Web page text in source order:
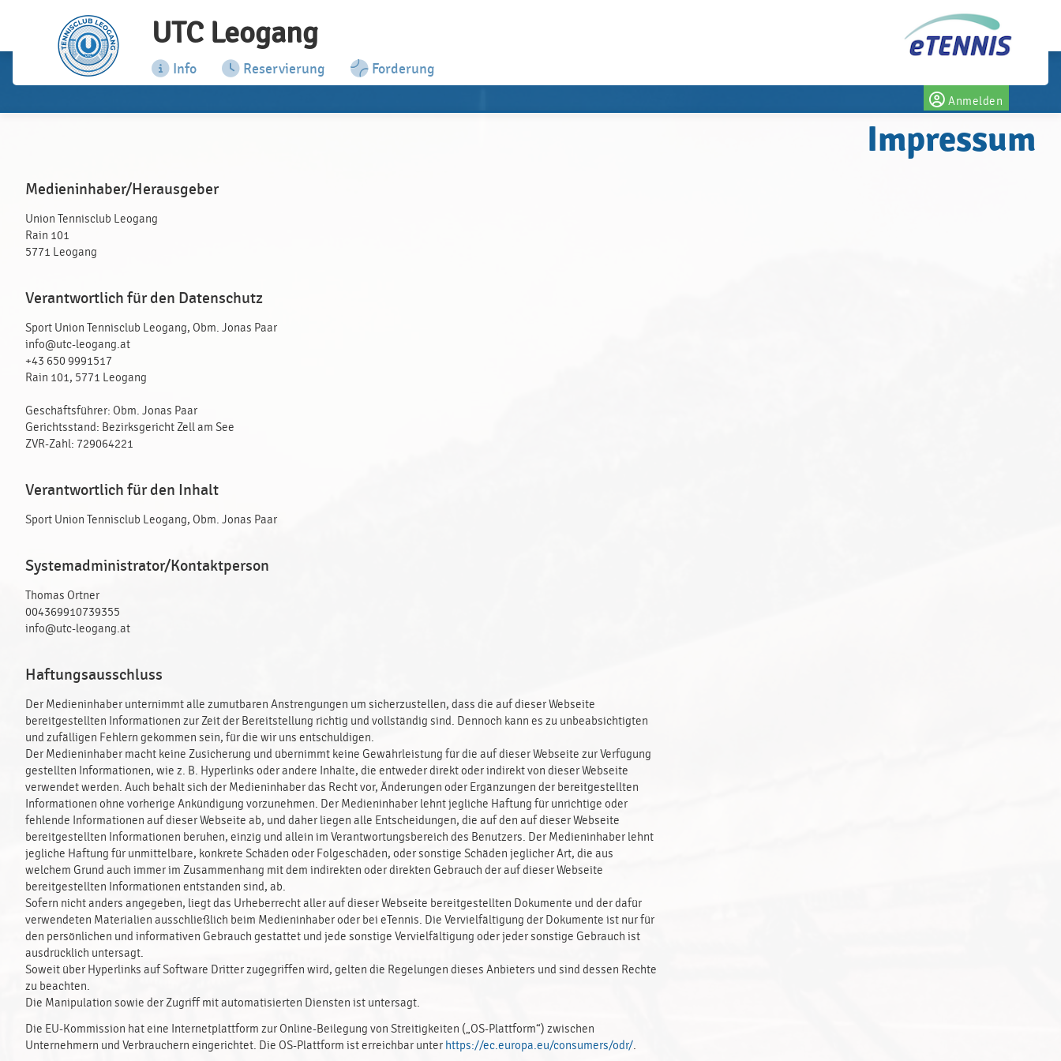
UTC Leogang
Info Reservierung Forderung
Anmelden
Impressum
Medieninhaber/Herausgeber
Union Tennisclub Leogang
Rain 101
5771 Leogang
Verantwortlich für den Datenschutz
Sport Union Tennisclub Leogang, Obm. Jonas Paar
info@utc-leogang.at
+43 650 9991517
Rain 101, 5771 Leogang
Geschäftsführer: Obm. Jonas Paar
Gerichtsstand: Bezirksgericht Zell am See
ZVR-Zahl: 729064221
Verantwortlich für den Inhalt
Sport Union Tennisclub Leogang, Obm. Jonas Paar
Systemadministrator/Kontaktperson
Thomas Ortner
004369910739355
info@utc-leogang.at
Haftungsausschluss
Der Medieninhaber unternimmt alle zumutbaren Anstrengungen um sicherzustellen, dass die auf dieser Webseite
bereitgestellten Informationen zur Zeit der Bereitstellung richtig und vollständig sind. Dennoch kann es zu unbeabsichtigten
und zufälligen Fehlern gekommen sein, für die wir uns entschuldigen.
Der Medieninhaber macht keine Zusicherung und übernimmt keine Gewährleistung für die auf dieser Webseite zur Verfügung
gestellten Informationen, wie z. B. Hyperlinks oder andere Inhalte, die entweder direkt oder indirekt von dieser Webseite
verwendet werden. Auch behält sich der Medieninhaber das Recht vor, Änderungen oder Ergänzungen der bereitgestellten
Informationen ohne vorherige Ankündigung vorzunehmen. Der Medieninhaber lehnt jegliche Haftung für unrichtige oder
fehlende Informationen auf dieser Webseite ab, und daher liegen alle Entscheidungen, die auf den auf dieser Webseite
bereitgestellten Informationen beruhen, einzig und allein im Verantwortungsbereich des Benutzers. Der Medieninhaber lehnt
jegliche Haftung für unmittelbare, konkrete Schäden oder Folgeschäden, oder sonstige Schäden jeglicher Art, die aus
welchem Grund auch immer im Zusammenhang mit dem indirekten oder direkten Gebrauch der auf dieser Webseite
bereitgestellten Informationen entstanden sind, ab.
Sofern nicht anders angegeben, liegt das Urheberrecht aller auf dieser Webseite bereitgestellten Dokumente und der dafür
verwendeten Materialien ausschließlich beim Medieninhaber oder bei eTennis. Die Vervielfältigung der Dokumente ist nur für
den persönlichen und informativen Gebrauch gestattet und jede sonstige Vervielfältigung oder jeder sonstige Gebrauch ist
ausdrücklich untersagt.
Soweit über Hyperlinks auf Software Dritter zugegriffen wird, gelten die Regelungen dieses Anbieters und sind dessen Rechte
zu beachten.
Die Manipulation sowie der Zugriff mit automatisierten Diensten ist untersagt.
Die EU-Kommission hat eine Internetplattform zur Online-Beilegung von Streitigkeiten („OS-Plattform“) zwischen
Unternehmern und Verbrauchern eingerichtet. Die OS-Plattform ist erreichbar unter https://ec.europa.eu/consumers/odr/.